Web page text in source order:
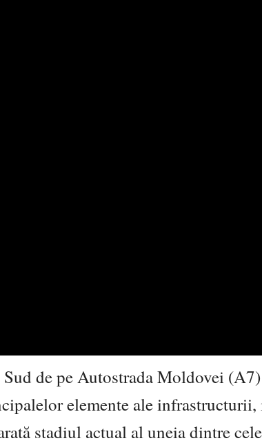
de pe Autostrada Moldovei
elemente ale infrastructurii,
stadiul actual al uneia dintre